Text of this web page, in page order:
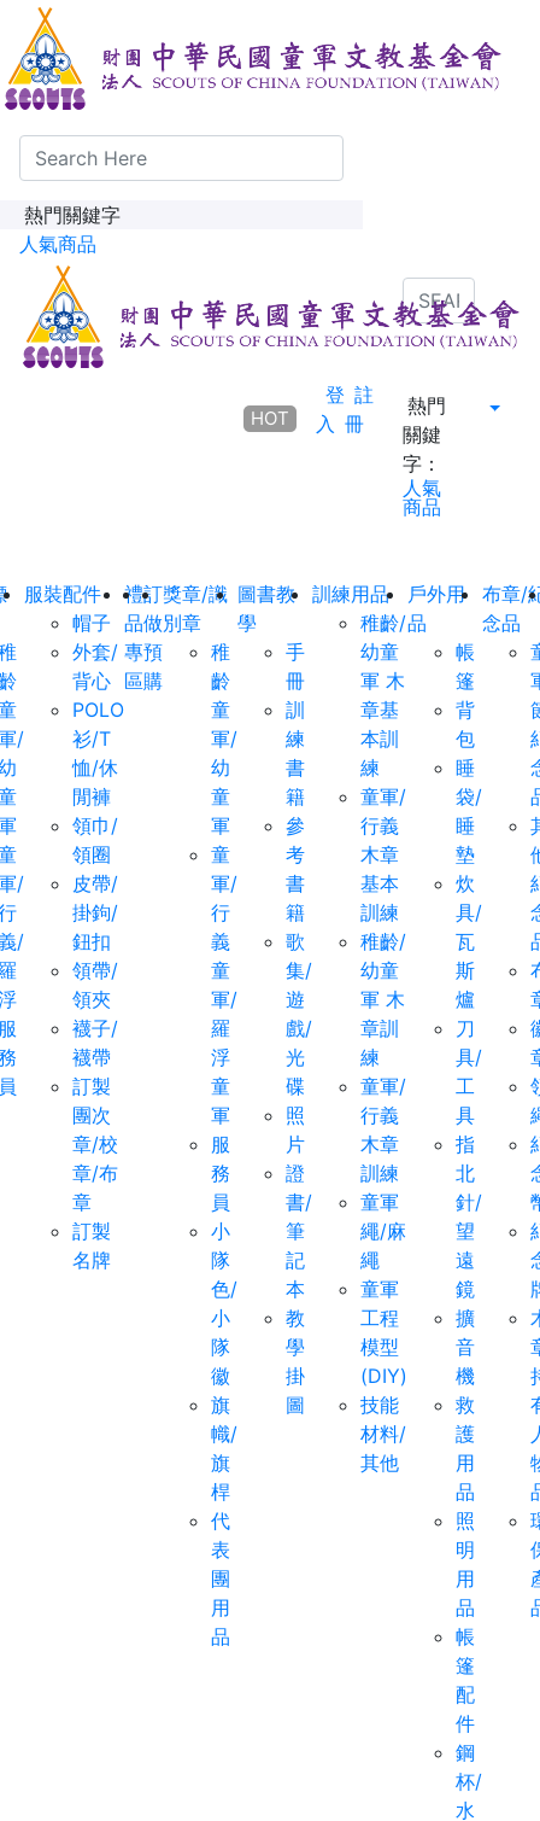
熱門關鍵字
人氣商品
HOT
登
入
註
冊
熱門
關鍵
字：
人氣
商品
/
/
/
服裝配件
帽子
外套/
背心
POLO
衫/T
恤/休
閒褲
領巾/
領圈
皮帶/
掛鉤/
鈕扣
領帶/
領夾
襪子/
襪帶
訂製
團次
章/校
章/布
章
訂製
名牌
禮
品
專
區
訂
做
預
購
獎章/識
別章
稚
齡
童
軍/
幼
童
軍
童
軍/
行
義
童
軍/
羅
浮
童
軍
服
務
員
小
隊
色/
小
隊
徽
旗
幟/
旗
桿
代
表
團
用
品
圖書教
學
手
冊
訓
練
書
籍
參
考
書
籍
歌
集/
遊
戲/
光
碟
照
片
證
書/
筆
記
本
教
學
掛
圖
訓練用品
稚齡/
幼童
軍 木
章基
本訓
練
童軍/
行義
木章
基本
訓練
稚齡/
幼童
軍 木
章訓
練
童軍/
行義
木章
訓練
童軍
繩/麻
繩
童軍
工程
模型
(DIY)
技能
材料/
其他
戶外用
品
帳
篷
背
包
睡
袋/
睡
墊
炊
具/
瓦
斯
爐
刀
具/
工
具
指
北
針/
望
遠
鏡
擴
音
機
救
護
用
品
照
明
用
品
帳
篷
配
件
鋼
杯/
水
布章/
念品